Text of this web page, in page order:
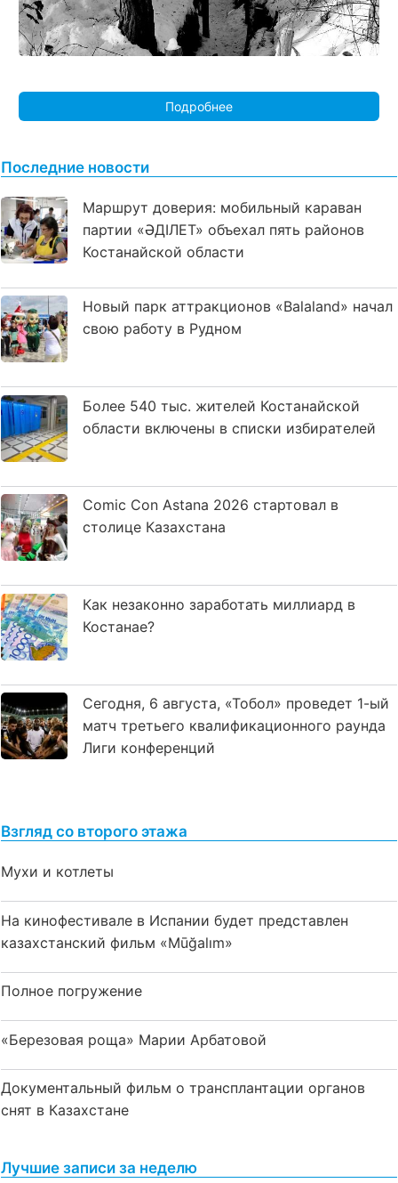
Подробнее
Последние новости
Маршрут доверия: мобильный караван
партии «ӘДІЛЕТ» объехал пять районов
Костанайской области
Новый парк аттракционов «Balaland» начал
свою работу в Рудном
Более 540 тыс. жителей Костанайской
области включены в списки избирателей
Comic Con Astana 2026 стартовал в
столице Казахстана
Как незаконно заработать миллиард в
Костанае?
Сегодня, 6 августа, «Тобол» проведет 1-ый
матч третьего квалификационного раунда
Лиги конференций
Взгляд со второго этажа
Мухи и котлеты
На кинофестивале в Испании будет представлен
казахстанский фильм «Mūğalım»
Полное погружение
«Березовая роща» Марии Арбатовой
Документальный фильм о трансплантации органов
снят в Казахстане
Лучшие записи за неделю